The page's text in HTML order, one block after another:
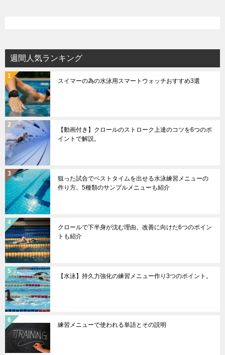
週間人気ランキング
スイマーの為の水泳用スマートウォッチおすすめ3選
【動画付き】クロールのストローク上達のコツを6つのポ
イントで解説。
狙った試合でベストタイムを出せる水泳練習メニューの
作り方。5種類のサンプルメニューも紹介
クロールで下半身が沈む理由。改善に向けた6つのポイン
トも紹介
【水泳】持久力強化の練習メニュー作り3つのポイント。
練習メニューで使われる単語とその説明